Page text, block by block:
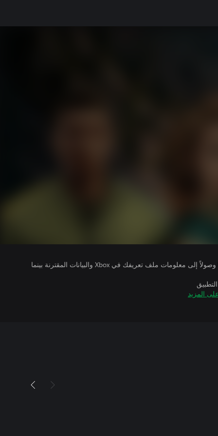
يتلقى ناشرو الألعاب التي تقوم بتشغيلها وصولاً إلى معلومات ملف تعريفك في Xbox والبيانات المقترنة بينما
المزيد